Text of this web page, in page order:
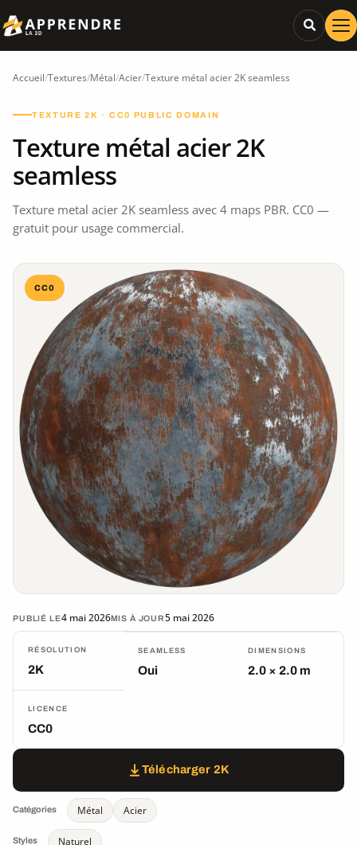
Accueil/Textures/Métal/Acier/Texture métal acier 2K seamless
TEXTURE 2K · CC0 PUBLIC DOMAIN
Texture métal acier 2K
seamless
Texture metal acier 2K seamless avec 4 maps PBR. CC0 —
gratuit pour usage commercial.
CC0
PUBLIÉ LE4 mai 2026MIS À JOUR5 mai 2026
RÉSOLUTION
2K
SEAMLESS
Oui
DIMENSIONS
2.0 × 2.0 m
LICENCE
CC0
Télécharger 2K
Catégories Métal Acier
Styles Naturel